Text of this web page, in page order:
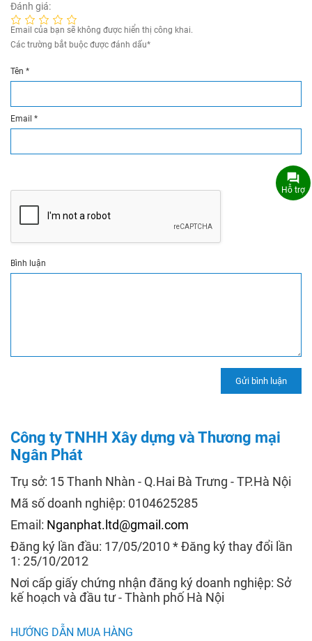
Đánh giá:
Email của bạn sẽ không được hiển thị công khai.
Các trường bắt buộc được đánh dấu*
Tên *
Email *
Bình luận
Công ty TNHH Xây dựng và Thương mại
Ngân Phát
Trụ sở: 15 Thanh Nhàn - Q.Hai Bà Trưng - TP.Hà Nội
Mã số doanh nghiệp: 0104625285
Email: Nganphat.ltd@gmail.com
Đăng ký lần đầu: 17/05/2010 * Đăng ký thay đổi lần
1: 25/10/2012
Nơi cấp giấy chứng nhận đăng ký doanh nghiệp: Sở
kế hoạch và đầu tư - Thành phố Hà Nội
HƯỚNG DẪN MUA HÀNG
Hỗ trợ